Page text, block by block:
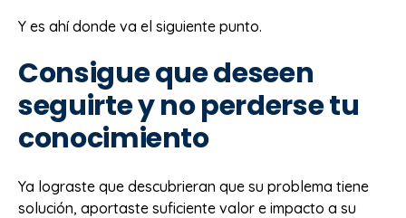
Y es ahí donde va el siguiente punto.
Consigue que deseen
seguirte y no perderse tu
conocimiento
Ya lograste que descubrieran que su problema tiene
solución, aportaste suficiente valor e impacto a su